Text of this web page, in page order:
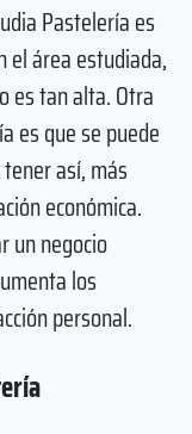
Pastelería es
área estudiada,
es tan alta. Otra
es que se puede
así, más
económica.
un negocio
los
personal.